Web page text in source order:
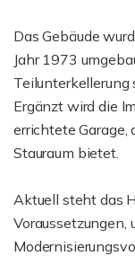
Das Gebäude
Jahr 1973
Ergänzt wird die
errichtete Garage,
Stauraum bietet.
Aktuell steht das
Voraussetzungen,